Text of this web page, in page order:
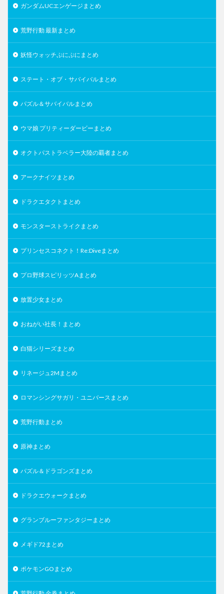
ガンダムUCエンゲージまとめ
荒野行動 最新まとめ
妖怪ウォッチぷにぷにまとめ
ステート・オブ・サバイバルまとめ
パズル＆サバイバルまとめ
ウマ娘 プリティーダービーまとめ
オクトパストラベラー大陸の覇者まとめ
アークナイツまとめ
ドラクエタクトまとめ
モンスターストライクまとめ
プリンセスコネクト！Re:Diveまとめ
プロ野球スピリッツAまとめ
放置少女まとめ
おねがい社長！まとめ
白猫シリーズまとめ
リネージュ2Mまとめ
ロマンシングサガリ・ユニバースまとめ
荒野行動まとめ
原神まとめ
パズル＆ドラゴンズまとめ
ドラクエウォークまとめ
グランブルーファンタジーまとめ
メギド72まとめ
ポケモンGOまとめ